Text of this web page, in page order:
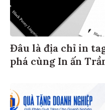
Đâu là địa chỉ in
phá cùng In ấn